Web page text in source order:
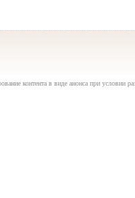
контента в виде анонса при условии